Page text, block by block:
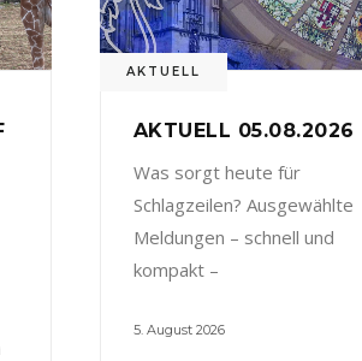
AKTUELL
AKTUELL 05.08.2026
Was sorgt heute für
Schlagzeilen? Ausgewählte
Meldungen – schnell und
kompakt –
5. August 2026